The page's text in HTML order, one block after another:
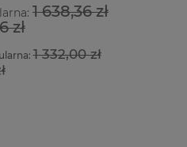
1 638,36 zł
zł
1 332,00 zł